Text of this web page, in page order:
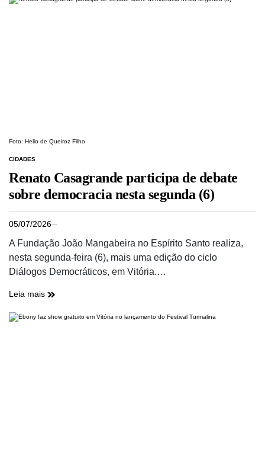
Foto: Helio de Queiroz Filho
CIDADES
Renato Casagrande participa de debate
sobre democracia nesta segunda (6)
05/07/2026
A Fundação João Mangabeira no Espírito Santo realiza,
nesta segunda-feira (6), mais uma edição do ciclo
Diálogos Democráticos, em Vitória.…
Leia mais